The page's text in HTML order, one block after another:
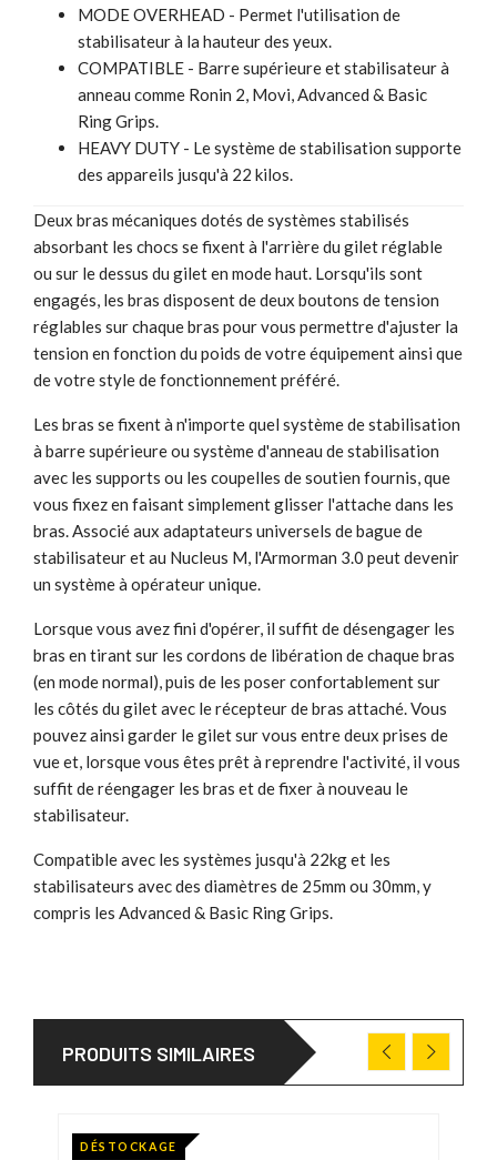
MODE OVERHEAD - Permet l'utilisation de
stabilisateur à la hauteur des yeux.
COMPATIBLE - Barre supérieure et stabilisateur à
anneau comme Ronin 2, Movi, Advanced & Basic
Ring Grips.
HEAVY DUTY - Le système de stabilisation supporte
des appareils jusqu'à 22 kilos.
Deux bras mécaniques dotés de systèmes stabilisés
absorbant les chocs se fixent à l'arrière du gilet réglable
ou sur le dessus du gilet en mode haut. Lorsqu'ils sont
engagés, les bras disposent de deux boutons de tension
réglables sur chaque bras pour vous permettre d'ajuster la
tension en fonction du poids de votre équipement ainsi que
de votre style de fonctionnement préféré.
Les bras se fixent à n'importe quel système de stabilisation
à barre supérieure ou système d'anneau de stabilisation
avec les supports ou les coupelles de soutien fournis, que
vous fixez en faisant simplement glisser l'attache dans les
bras. Associé aux adaptateurs universels de bague de
stabilisateur et au Nucleus M, l'Armorman 3.0 peut devenir
un système à opérateur unique.
Lorsque vous avez fini d'opérer, il suffit de désengager les
bras en tirant sur les cordons de libération de chaque bras
(en mode normal), puis de les poser confortablement sur
les côtés du gilet avec le récepteur de bras attaché. Vous
pouvez ainsi garder le gilet sur vous entre deux prises de
vue et, lorsque vous êtes prêt à reprendre l'activité, il vous
suffit de réengager les bras et de fixer à nouveau le
stabilisateur.
Compatible avec les systèmes jusqu'à 22kg et les
stabilisateurs avec des diamètres de 25mm ou 30mm, y
compris les Advanced & Basic Ring Grips.
PRODUITS SIMILAIRES
DÉSTOCKAGE